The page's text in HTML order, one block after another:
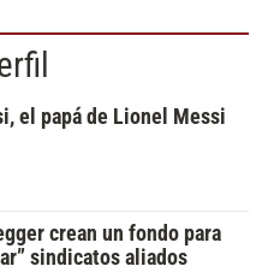
el papá de Lionel Messi
crean un fondo para
sindicatos aliados